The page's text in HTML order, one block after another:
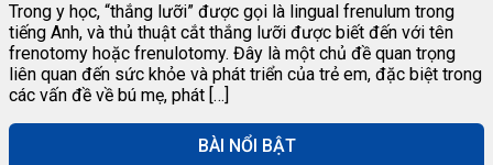
Trong y học, “thắng lưỡi” được gọi là lingual frenulum trong
tiếng Anh, và thủ thuật cắt thắng lưỡi được biết đến với tên
frenotomy hoặc frenulotomy. Đây là một chủ đề quan trọng
liên quan đến sức khỏe và phát triển của trẻ em, đặc biệt trong
các vấn đề về bú mẹ, phát […]
BÀI NỔI BẬT